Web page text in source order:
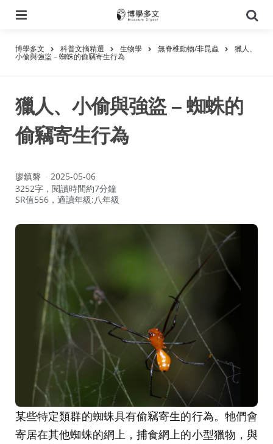
尋
博學多文 科普文摘精選 生物學 無脊椎動物/非昆蟲 獵人、
小偷與強盜 – 蜘蛛的偷竊寄生行為
獵人、小偷與強盜 – 蜘蛛的
偷竊寄生行為
作
者：
廖鎮磐
2025-05-06
3252字，閱讀時間約7分鐘
SR值556，適讀年級:八年級
某些特定類群的蜘蛛具有偷竊寄生的行為。牠們會
寄居在其他蜘蛛的網上，捕食網上的小型獵物，與